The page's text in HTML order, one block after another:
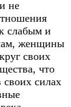
не
слабым и
женщины
своих
что
своих силах